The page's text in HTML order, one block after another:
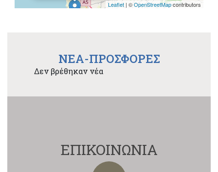
Leaflet | ©OpenStreetMapcontributors
NEA-ΠΡΟΣΦΟΡΕΣ
Δεν βρέθηκαν νέα
ΕΠΙΚΟΙΝΩΝΙΑ